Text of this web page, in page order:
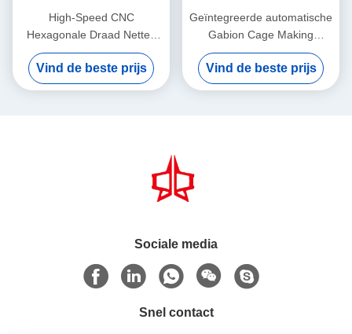
High-Speed CNC
Hexagonale Draad Netten
Machine JINLIDA Gabion
Mesh Machine Manufacturer
Vind de beste prijs
Geïntegreerde automatische
Gabion Cage Making
Machine: industriële
assemblagelijn voor snelle
Gabion Basket Productie
Vind de beste prijs
Sociale media
Snel contact